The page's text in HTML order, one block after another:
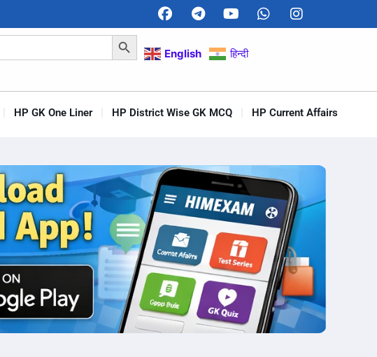
Search Button
English
हिन्दी
HP GK One Liner HP District Wise GK MCQ HP Current Affairs